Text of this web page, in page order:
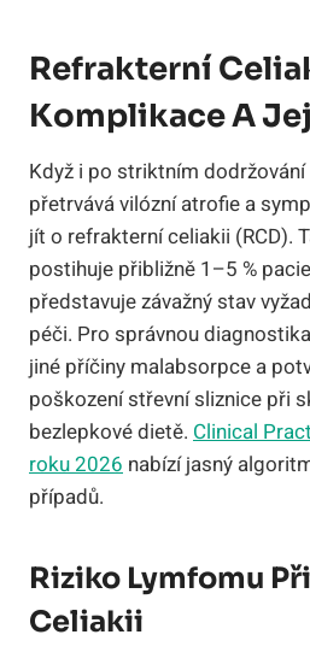
Refrakterní
Komplikace A
Když i po striktním
přetrvává vilózní atrofie a
jít o refrakterní celiakii (RCD).
postihuje přibližně 1–5 %
představuje závažný stav
péči. Pro správnou
jiné příčiny malabsorpce a
poškození střevní sliznice při
bezlepkové dietě. Clinical
roku 2026 nabízí jasný
případů.
Riziko Lymfomu
Celiakii